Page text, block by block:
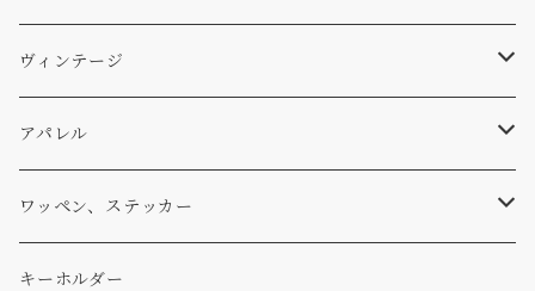
パンツ
パーカー・トレーナー
アウター
コラボ
アメリカ軍払い下げ
...mura
小物
ヘルメット
スリーピング
小物
コーヒー
焚き火
スキー
ステッカー
ワッペン
小物
ヴィンテージ
ワッペン
ステッカー
小物
アパレル
Tシャツ
キャップ、ニット
ワッペン、ステッカー
ワッペン
キーホルダー